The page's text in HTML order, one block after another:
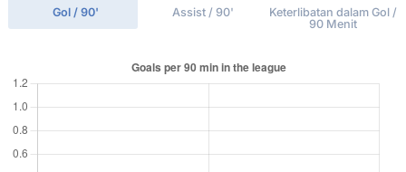
Gol / 90' Assist / 90'
Keterlibatan dalam Gol /
90 Menit